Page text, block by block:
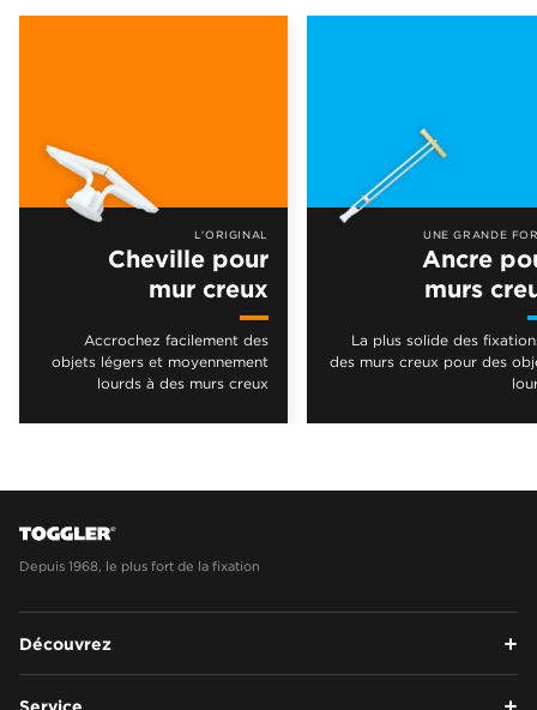
L'ORIGINAL
Cheville pour
mur creux
Accrochez facilement des
objets légers et moyennement
lourds à des murs creux
UNE GRANDE
Ancre
murs
La plus solide des
des murs creux pour des
Depuis 1968, le plus fort de la fixation
Découvrez
Service